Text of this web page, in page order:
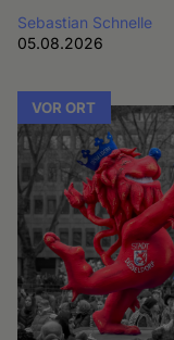
Sebastian Schnelle
05.08.2026
VOR ORT